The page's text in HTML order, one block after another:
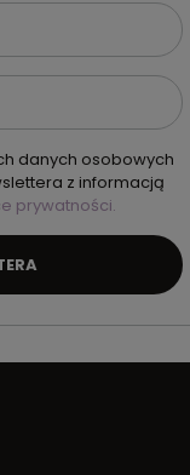
danych osobowych
z informacją
prywatności.